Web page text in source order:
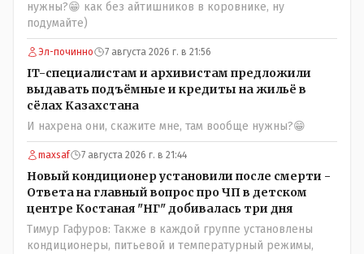
нужны?😁 как без айтишников в коровнике, ну
подумайте)
Эл-починно 7 августа 2026 г. в 21:56
IT-специалистам и архивистам предложили
выдавать подъёмные и кредиты на жильё в
сёлах Казахстана
И нахрена они, скажите мне, там вообще нужны?😁
maxsaf 7 августа 2026 г. в 21:44
Новый кондиционер установили после смерти -
Ответа на главный вопрос про ЧП в детском
центре Костаная "НГ" добивалась три дня
Тимур Гафуров: Также в каждой группе установлены
кондиционеры, питьевой и температурный режимы,